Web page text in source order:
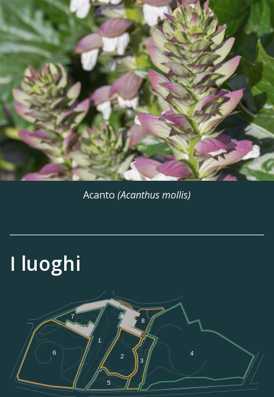
Acanto (Acanthus mollis)
I luoghi